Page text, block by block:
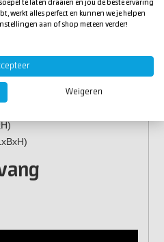
is een goede bekisting
mallen zijn verkrijgbaar in 3
te laten draaien en jou de beste ervaring
werkt alles perfect en kunnen we je helpen
aan of shop meteen verder!
Weigeren